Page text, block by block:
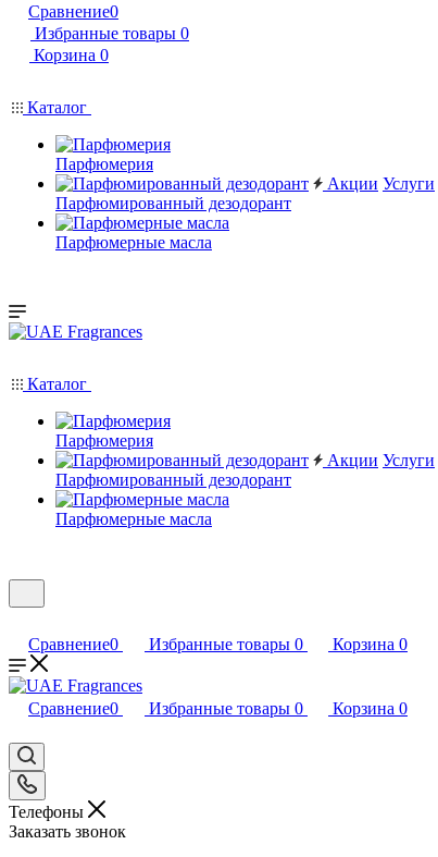
Сравнение0
Избранные товары 0
Корзина 0
Каталог
Парфюмерия
Парфюмированный дезодорант
Парфюмерные масла
Акции Услуги
Каталог
Парфюмерия
Парфюмированный дезодорант
Парфюмерные масла
Акции Услуги
Сравнение0 Избранные товары 0 Корзина 0
Сравнение0 Избранные товары 0 Корзина 0
Телефоны
Заказать звонок